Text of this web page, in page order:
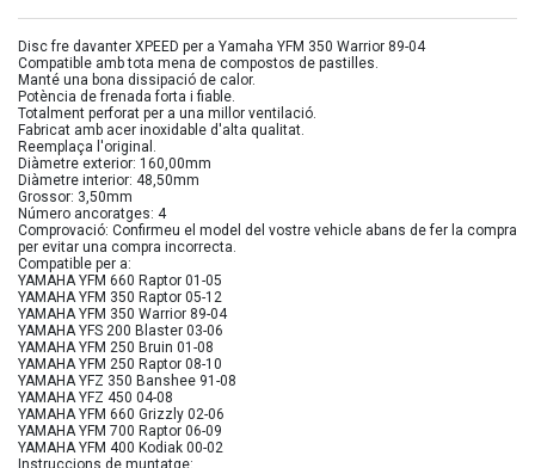
Disc fre davanter XPEED per a Yamaha YFM 350 Warrior 89-04
Compatible amb tota mena de compostos de pastilles.
Manté una bona dissipació de calor.
Potència de frenada forta i fiable.
Totalment perforat per a una millor ventilació.
Fabricat amb acer inoxidable d'alta qualitat.
Reemplaça l'original.
Diàmetre exterior: 160,00mm
Diàmetre interior: 48,50mm
Grossor: 3,50mm
Número ancoratges: 4
Comprovació: Confirmeu el model del vostre vehicle abans de fer la compra
per evitar una compra incorrecta.
Compatible per a:
YAMAHA YFM 660 Raptor 01-05
YAMAHA YFM 350 Raptor 05-12
YAMAHA YFM 350 Warrior 89-04
YAMAHA YFS 200 Blaster 03-06
YAMAHA YFM 250 Bruin 01-08
YAMAHA YFM 250 Raptor 08-10
YAMAHA YFZ 350 Banshee 91-08
YAMAHA YFZ 450 04-08
YAMAHA YFM 660 Grizzly 02-06
YAMAHA YFM 700 Raptor 06-09
YAMAHA YFM 400 Kodiak 00-02